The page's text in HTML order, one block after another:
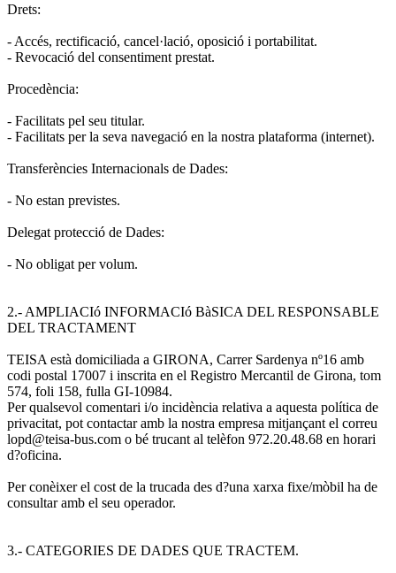
Drets:
- Accés, rectificació, cancel·lació, oposició i portabilitat.
- Revocació del consentiment prestat.
Procedència:
- Facilitats pel seu titular.
- Facilitats per la seva navegació en la nostra plataforma (internet).
Transferències Internacionals de Dades:
- No estan previstes.
Delegat protecció de Dades:
- No obligat per volum.
2.- AMPLIACIó INFORMACIó BàSICA DEL RESPONSABLE
DEL TRACTAMENT
TEISA està domiciliada a GIRONA, Carrer Sardenya nº16 amb
codi postal 17007 i inscrita en el Registro Mercantil de Girona, tom
574, foli 158, fulla GI-10984.
Per qualsevol comentari i/o incidència relativa a aquesta política de
privacitat, pot contactar amb la nostra empresa mitjançant el correu
lopd@teisa-bus.com o bé trucant al telèfon 972.20.48.68 en horari
d?oficina.
Per conèixer el cost de la trucada des d?una xarxa fixe/mòbil ha de
consultar amb el seu operador.
3.- CATEGORIES DE DADES QUE TRACTEM.